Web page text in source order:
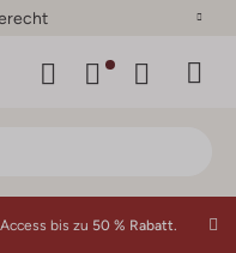
bis zu 50 % Rabatt.